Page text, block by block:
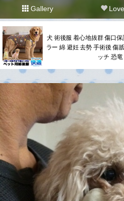
Gallery Love
犬 術後服 着心地抜群 傷口
ラー 綿 避妊 去勢 手術後 傷
ッチ 恐